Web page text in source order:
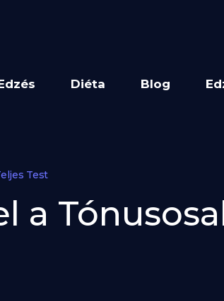
Diéta Blog
Test
a